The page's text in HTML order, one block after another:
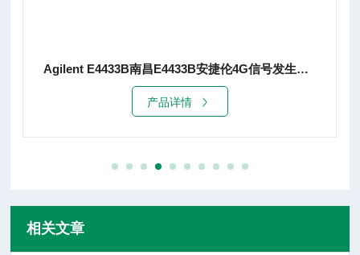
Agilent E4433B南昌E4433B安捷伦4G信号发生器销售
产品详情
相关文章